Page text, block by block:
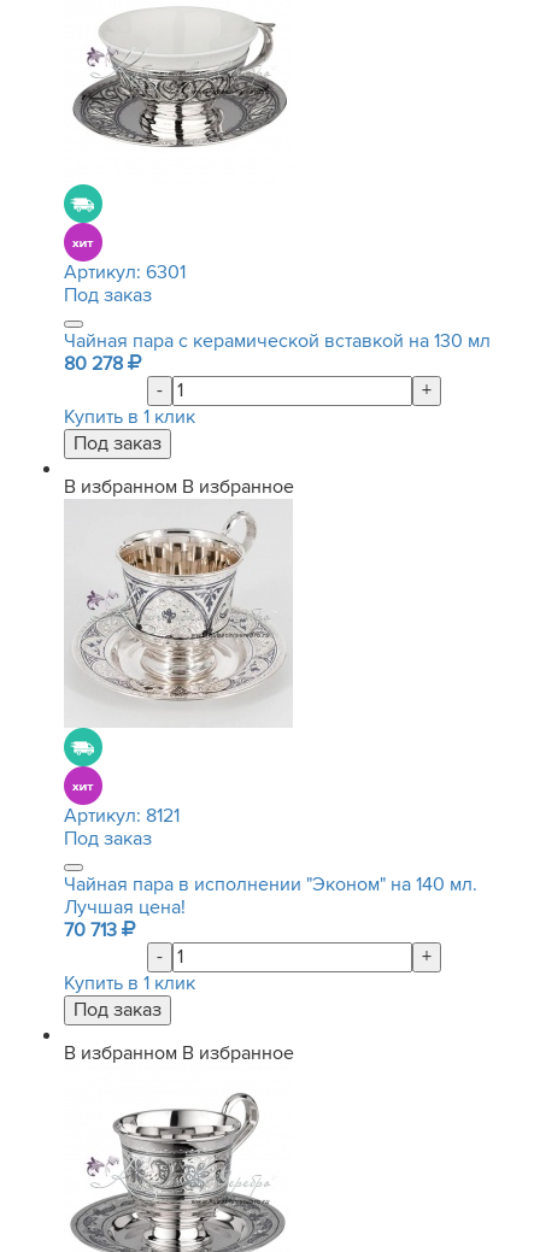
Артикул: 6301
Под заказ
Чайная пара с керамической вставкой на 130 мл
80 278
-
+
Купить в 1 клик
В избранном В избранное
Артикул: 8121
Под заказ
Чайная пара в исполнении "Эконом" на 140 мл.
Лучшая цена!
70 713
-
+
Купить в 1 клик
В избранном В избранное